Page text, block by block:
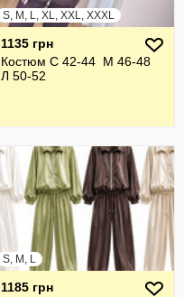
S, M, L, XL, XXL, XXXL
1135 грн
Костюм С 42-44 М 46-48
Л 50-52
S, M, L
1185 грн